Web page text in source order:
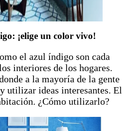
¡elige un color vivo!
el azul índigo son cada
interiores de los hogares.
a la mayoría de la gente
utilizar ideas interesantes. El
¿Cómo utilizarlo?